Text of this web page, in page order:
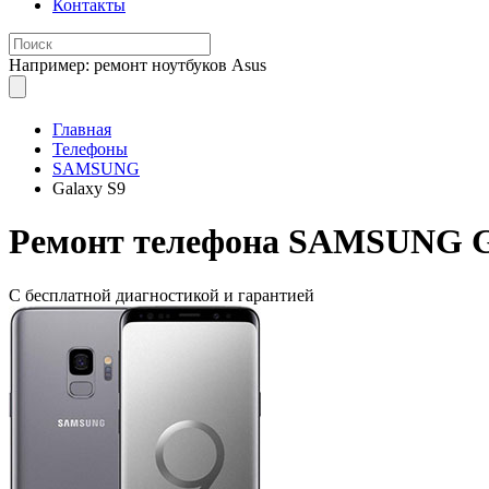
Контакты
Например: ремонт ноутбуков Asus
Главная
Телефоны
SAMSUNG
Galaxy S9
Ремонт телефона SAMSUNG
С бесплатной диагностикой и гарантией